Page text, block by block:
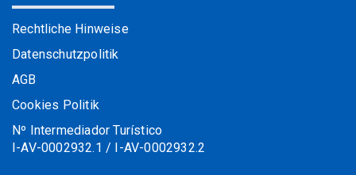
Rechtliche Hinweise
Datenschutzpolitik
AGB
Cookies Politik
Nº Intermediador Turístico
I-AV-0002932.1 / I-AV-0002932.2